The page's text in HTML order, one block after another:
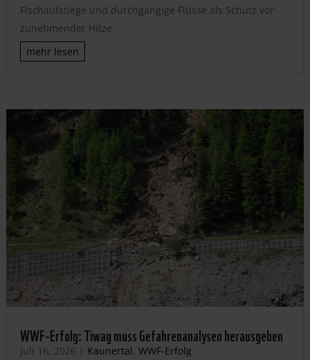
Fischaufstiege und durchgängige Flüsse als Schutz vor
zunehmender Hitze
mehr lesen
WWF-Erfolg: Tiwag muss Gefahrenanalysen herausgeben
Juli 16, 2026 | Kaunertal, WWF-Erfolg